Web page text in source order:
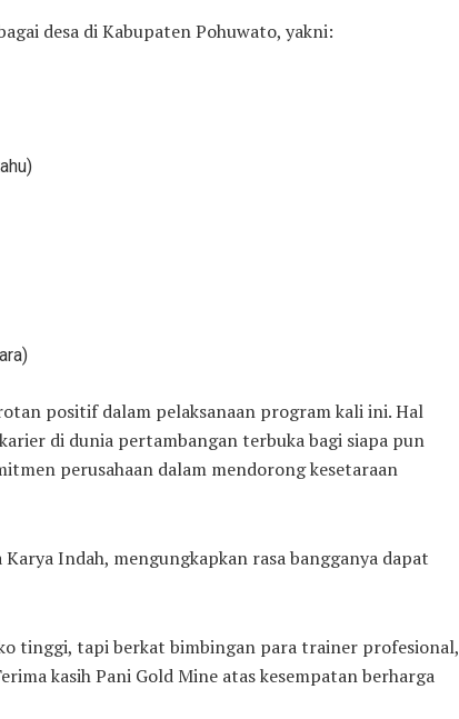
desa di Kabupaten Pohuwato, yakni:
positif dalam pelaksanaan program kali ini. Hal
di dunia pertambangan terbuka bagi siapa pun
perusahaan dalam mendorong kesetaraan
Indah, mengungkapkan rasa bangganya dapat
tinggi, tapi berkat bimbingan para trainer profesional,
kasih Pani Gold Mine atas kesempatan berharga